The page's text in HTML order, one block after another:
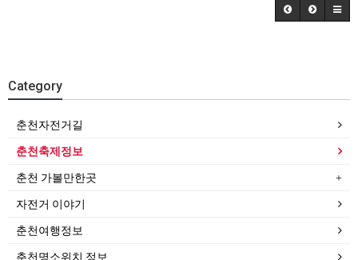
Category
춘천자전거길
춘천축제정보
춘천 가볼만한곳
자전거 이야기
춘천여행정보
춘천명소위치 정보